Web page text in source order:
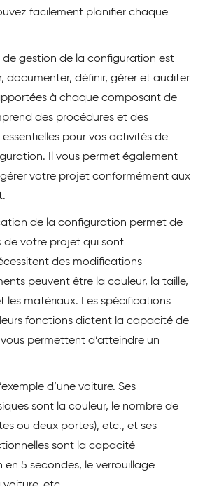
facilement planifier chaque
de gestion de la configuration est
documenter, définir, gérer et auditer
à chaque composant de
des procédures et des
pour vos activités de
Il vous permet également
votre projet conformément aux
de la configuration permet de
de votre projet qui sont
des modifications
peuvent être la couleur, la taille,
les matériaux. Les spécifications
fonctions dictent la capacité de
permettent d’atteindre un
d’une voiture. Ses
sont la couleur, le nombre de
ou deux portes), etc., et ses
sont la capacité
en 5 secondes, le verrouillage